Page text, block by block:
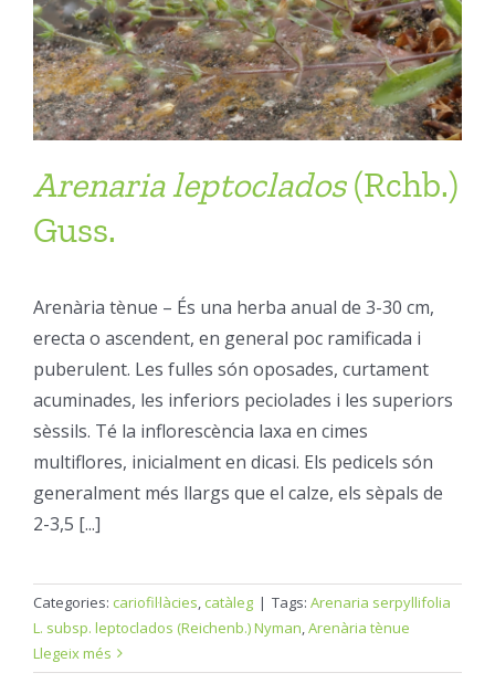
Arenaria leptoclados(Rchb.)
Guss.
Arenària tènue – És una herba anual de 3-30 cm,
erecta o ascendent, en general poc ramificada i
puberulent. Les fulles són oposades, curtament
acuminades, les inferiors peciolades i les superiors
sèssils. Té la inflorescència laxa en cimes
multiflores, inicialment en dicasi. Els pedicels són
generalment més llargs que el calze, els sèpals de
2-3,5 [...]
Categories: cariofil·làcies, catàleg | Tags: Arenaria serpyllifolia
L. subsp. leptoclados (Reichenb.) Nyman,Arenària tènue
Llegeix més